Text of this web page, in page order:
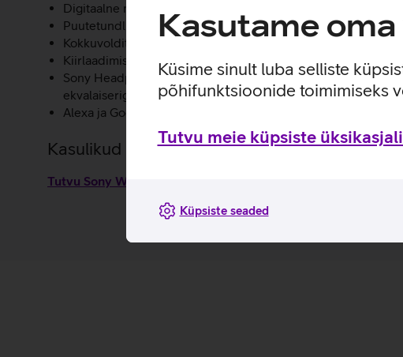
Kasutame
Küsime sinult luba selliste
põhifunktsioonide toimimiseks
Tutvu meie küpsiste
Küpsiste seaded
Digitaalne mürasummutus eemaldab üleliigset taustamüra.
Puutetundlik juhtimine otse kõrvaklapilt.
Kokkuvolditav disain, mis võimaldab klappe lihtsalt ja
Kiirlaadimisega saab 10-minutilise laadimisega tervelt 4,5
Sony Headphones Connect rakendusega saad kohandada
ekvalaiseriga.
Alexa ja Google Assistanti tugi.
Kasulikud lingid
Tutvu Sony WH-XB910N kõrvaklappide omadustega